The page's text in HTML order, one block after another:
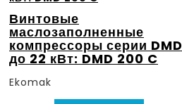
Винтовые
маслозаполненные
компрессоры серии DMD
до 22 кВт: DMD 200 C
Ekomak